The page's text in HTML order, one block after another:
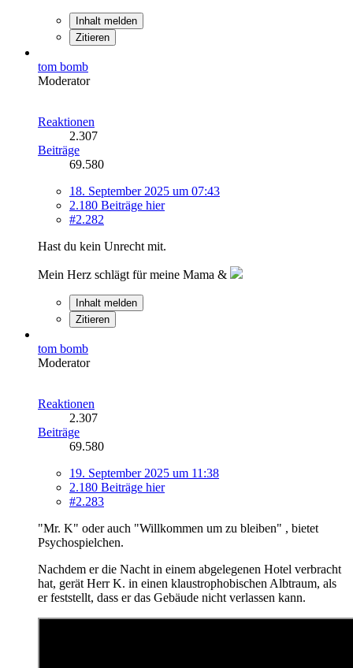
Inhalt melden
Zitieren
tom bomb
Moderator
Reaktionen
2.307
Beiträge
69.580
18. September 2025 um 07:43
2.180 Beiträge hier
#2.282
Hast du kein Unrecht mit.
Mein Herz schlägt für meine Mama &
Inhalt melden
Zitieren
tom bomb
Moderator
Reaktionen
2.307
Beiträge
69.580
19. September 2025 um 11:38
2.180 Beiträge hier
#2.283
"Mr. K" oder auch "Willkommen um zu bleiben" , bietet
Psychospielchen.
Nachdem er die Nacht in einem abgelegenen Hotel verbracht
hat, gerät Herr K. in einen klaustrophobischen Albtraum, als
er feststellt, dass er das Gebäude nicht verlassen kann.